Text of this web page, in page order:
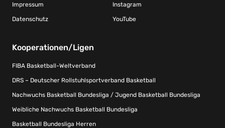
Impressum
Datenschutz
Instagram
YouTube
Kooperationen/Ligen
FIBA Basketball-Weltverband
DRS – Deutscher Rollstuhlsportverband Basketball
Nachwuchs Basketball Bundesliga / Jugend Basketball Bundesliga
Weibliche Nachwuchs Basketball Bundesliga
Basketball Bundesliga Herren